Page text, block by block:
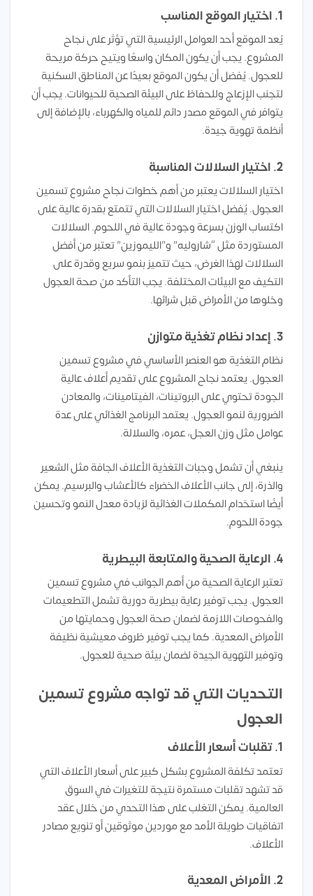
1. اختيار الموقع المناسب
يُعد الموقع أحد العوامل الرئيسية التي تؤثر على نجاح
المشروع. يجب أن يكون المكان واسعًا ويتيح حركة مريحة
للعجول. يُفضل أن يكون الموقع بعيدًا عن المناطق السكنية
لتجنب الإزعاج وللحفاظ على البيئة الصحية للحيوانات. يجب أن
يتوافر في الموقع مصدر دائم للمياه والكهرباء، بالإضافة إلى
أنظمة تهوية جيدة.
2. اختيار السلالات المناسبة
اختيار السلالات يعتبر من أهم خطوات نجاح مشروع تسمين
العجول. يُفضل اختيار السلالات التي تتمتع بقدرة عالية على
اكتساب الوزن بسرعة وجودة عالية في اللحوم. السلالات
المستوردة مثل “شاروليه” و”الليموزين” تعتبر من أفضل
السلالات لهذا الغرض، حيث تتميز بنمو سريع وقدرة على
التكيف مع البيئات المختلفة. يجب التأكد من صحة العجول
وخلوها من الأمراض قبل شرائها.
3. إعداد نظام تغذية متوازن
نظام التغذية هو العنصر الأساسي في مشروع تسمين
العجول. يعتمد نجاح المشروع على تقديم أعلاف عالية
الجودة تحتوي على البروتينات، الفيتامينات، والمعادن
الضرورية لنمو العجول. يعتمد البرنامج الغذائي على عدة
عوامل مثل وزن العجل، عمره، والسلالة.
ينبغي أن تشمل وجبات التغذية الأعلاف الجافة مثل الشعير
والذرة، إلى جانب الأعلاف الخضراء كالأعشاب والبرسيم. يمكن
أيضًا استخدام المكملات الغذائية لزيادة معدل النمو وتحسين
جودة اللحوم.
4. الرعاية الصحية والمتابعة البيطرية
تعتبر الرعاية الصحية من أهم الجوانب في مشروع تسمين
العجول. يجب توفير رعاية بيطرية دورية تشمل التطعيمات
والفحوصات اللازمة لضمان صحة العجول وحمايتها من
الأمراض المعدية. كما يجب توفير ظروف معيشية نظيفة
وتوفير التهوية الجيدة لضمان بيئة صحية للعجول.
التحديات التي قد تواجه مشروع تسمين
العجول
1. تقلبات أسعار الأعلاف
تعتمد تكلفة المشروع بشكل كبير على أسعار الأعلاف التي
قد تشهد تقلبات مستمرة نتيجة للتغيرات في السوق
العالمية. يمكن التغلب على هذا التحدي من خلال عقد
اتفاقيات طويلة الأمد مع موردين موثوقين أو تنويع مصادر
الأعلاف.
2. الأمراض المعدية